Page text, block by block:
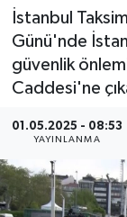
İstanbul
Günü'nde
güvenlik
Caddesi'ne
01.05.2025 - 08:53
YAYINLANMA
MAGAZİN
KÜLTÜR
BİLİM VE
Son
Haber